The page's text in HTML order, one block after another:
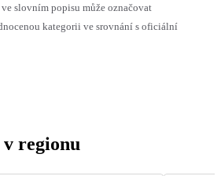
slovním popisu může označovat
kategorii ve srovnání s oficiální
v regionu